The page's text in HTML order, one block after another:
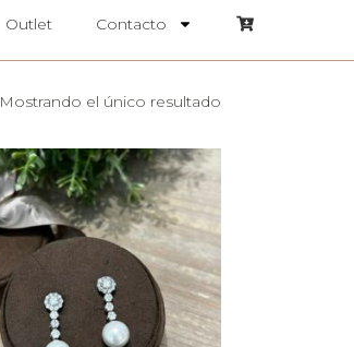
Outlet Contacto
Mostrando el único resultado